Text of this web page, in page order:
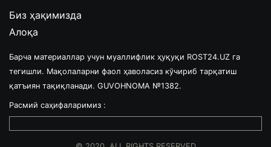
Биз ҳақимизда
Алоқа
Барча материаллар учун муаллифлик ҳуқуқи ROST24.UZ га
тегишли. Мақолаларни фаол ҳаволасиз кўчириб тарқатиш
қатъиян тақиқланади. GUVOHNOMA №1382.
Расмий саҳифаларимиз :